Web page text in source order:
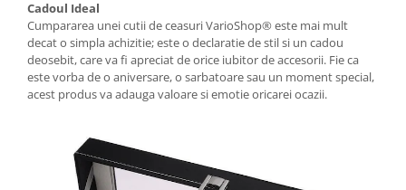
Cadoul Ideal
Cumpararea unei cutii de ceasuri VarioShop® este mai mult
decat o simpla achizitie; este o declaratie de stil si un cadou
deosebit, care va fi apreciat de orice iubitor de accesorii. Fie ca
este vorba de o aniversare, o sarbatoare sau un moment special,
acest produs va adauga valoare si emotie oricarei ocazii.